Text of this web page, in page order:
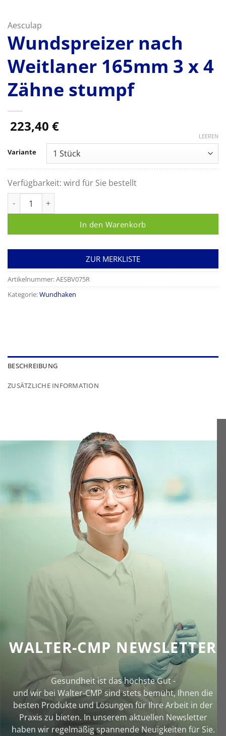
Aesculap
Wundspreizer nach
Weitlaner 165mm 3 x 4
Zähne stumpf
223,40 €
Variante
LEEREN
Verfügbarkeit: wird für Sie bestellt
In den Warenkorb
ZUR MERKLISTE
Artikelnummer:AESBV075R
Kategorie:Wundhaken
BESCHREIBUNG
ZUSÄTZLICHE INFORMATION
WALTER-CMP NEWSLETTER
Gesundheit ist das höchste Gut -
und wir bei Walter‑CMP sind stets bemüht, Ihnen die
besten Produkte und Lösungen für Ihre Arbeit in der
Praxis zu bieten. In unserem aktuellen Newsletter
haben wir regelmäßig spannende Neuigkeiten für Sie.